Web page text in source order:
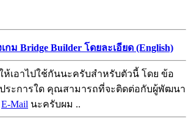
กม Bridge Builder โดยละเอียด (English)
ห้เอาไปใช้กันนะครับสำหรับตัวนี้ โดย ข้อ
ระการใด คุณสามารถที่จะติดต่อกับผู้พัฒนา
E-Mail นะครับผม ..